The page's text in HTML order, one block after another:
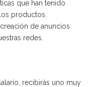
que han tenido
productos.
de anuncios
redes.
recibirás uno muy